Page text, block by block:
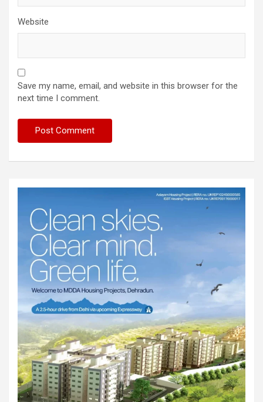
Website
Save my name, email, and website in this browser for the
next time I comment.